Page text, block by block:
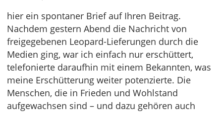
hier ein spontaner Brief auf Ihren Beitrag.
Nachdem gestern Abend die Nachricht von
freigegebenen Leopard-Lieferungen durch die
Medien ging, war ich einfach nur erschüttert,
telefonierte daraufhin mit einem Bekannten, was
meine Erschütterung weiter potenzierte. Die
Menschen, die in Frieden und Wohlstand
aufgewachsen sind – und dazu gehören auch